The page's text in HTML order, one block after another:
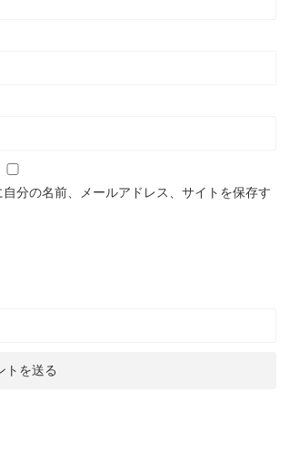
分の名前、メールアドレス、サイトを保存す